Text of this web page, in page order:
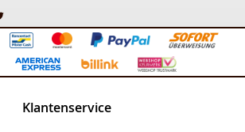
Klantenservice